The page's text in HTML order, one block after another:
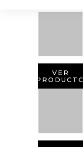
VER
PRODUCTO